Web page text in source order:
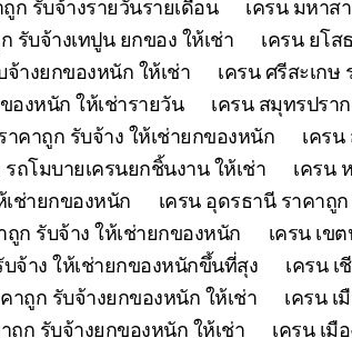
ก รับจ้างรายวันรายเดือน
เครน มหาส
รับจ้างเทปูน ยกของ ให้เช่า
เครน ยโส
จ้างยกของหนัก ให้เช่า
เครน ศรีสะเกษ
องหนัก ให้เช่ารายวัน
เครน สมุทรปรา
คาถูก รับจ้าง ให้เช่ายกของหนัก
เครน
ถโมบายเครนยกชิ้นงาน ให้เช่า
เครน
เช่ายกของหนัก
เครน อุดรธานี ราคาถู
ก รับจ้าง ให้เช่ายกของหนัก
เครน เข
บจ้าง ให้เช่ายกของหนักขึ้นที่สุง
เครน เ
าถูก รับจ้างยกของหนัก ให้เช่า
เครน เ
ถูก รับจ้างยกของหนัก ให้เช่า
เครน เมื